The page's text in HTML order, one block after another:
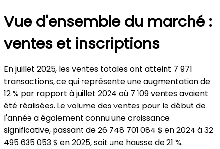
Vue d'ensemble du marché :
ventes et inscriptions
En juillet 2025, les ventes totales ont atteint 7 971
transactions, ce qui représente une augmentation de
12 % par rapport à juillet 2024 où 7 109 ventes avaient
été réalisées. Le volume des ventes pour le début de
l'année a également connu une croissance
significative, passant de 26 748 701 084 $ en 2024 à 32
495 635 053 $ en 2025, soit une hausse de 21 %.